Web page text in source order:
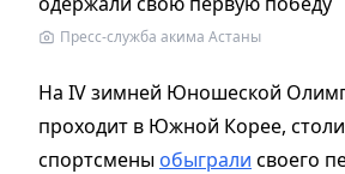
Пресс-служба акима Астаны
На IV зимней Юношеской
проходит в Южной Корее,
спортсмены обыграли своего